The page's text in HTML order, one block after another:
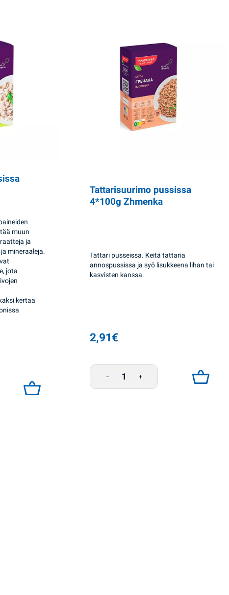
muun
ja
mineraaleja.
jota
kertaa
4*100g Zhmenka määrä
Tattarisuurimo pussissa
4*100g Zhmenka
Tattari pusseissa. Keitä tattaria
annospussissa ja syö lisukkeena lihan tai
kasvisten kanssa.
2,91€
Tattarisuurimo pussissa 4*100g